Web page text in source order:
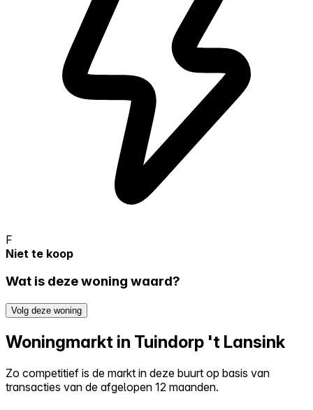
F
Niet te koop
Wat is deze woning waard?
Volg deze woning
Woningmarkt in Tuindorp 't Lansink
Zo competitief is de markt in deze buurt op basis van
transacties van de afgelopen 12 maanden.